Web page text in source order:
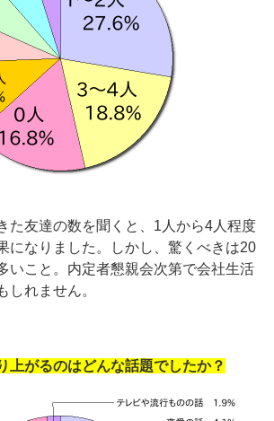
た友達の数を聞くと、1人から4人程度
になりました。しかし、驚くべきは20
いこと。内定者懇親会次第で会社生活
しれません。
上がるのはどんな話題でしたか？